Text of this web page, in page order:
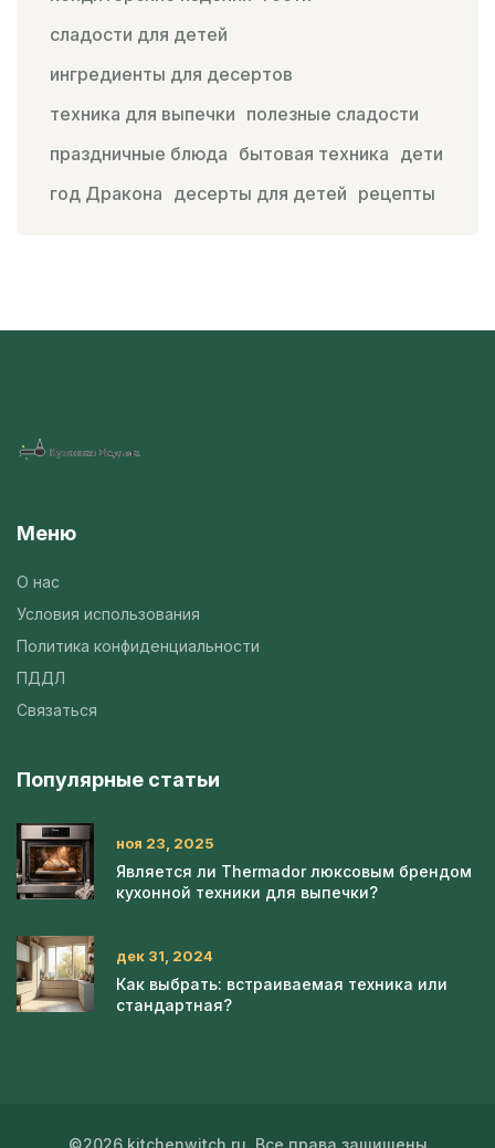
сладости для детей
ингредиенты для десертов
техника для выпечки полезные сладости
праздничные блюда бытовая техника дети
год Дракона десерты для детей рецепты
Меню
О нас
Условия использования
Политика конфиденциальности
ПДДЛ
Связаться
Популярные статьи
ноя 23, 2025
Является ли Thermador люксовым брендом
кухонной техники для выпечки?
дек 31, 2024
Как выбрать: встраиваемая техника или
стандартная?
©2026 kitchenwitch.ru. Все права защищены